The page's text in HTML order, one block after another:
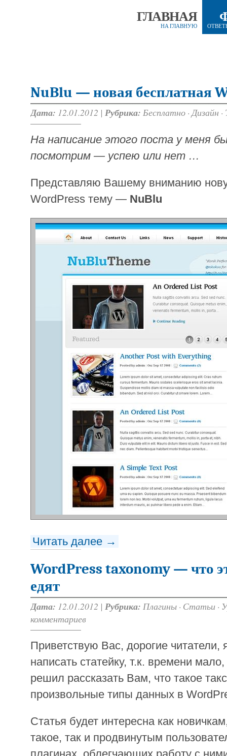
ГЛАВНАЯ
НА ГЛАВНУЮ
NuBlu — новая бесплатная
Дата: 12.01.2012 | Рубрика: Бесплатно ·Дизайн ·
На написание этого поста у меня
посмотрим — успею или нет …
Представляю Вашему вниманию
WordPress тему — NuBlu
Читать далее →
WordPress taxonomy — что
едят
Дата: 12.01.2012 | Рубрика: Плагины · Статьи ·
комментариев
Приветствую Вас, дорогие
написать статейку, т.к. времени
решил рассказать Вам, что такое
произвольные типы данных в
Статья будет интересна как
такое, так и продвинутым